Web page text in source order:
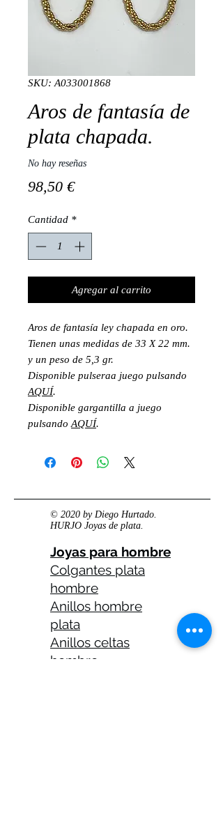
SKU: A033001868
Aros de fantasía de
plata chapada.
No hay reseñas
98,50 €Precio
Cantidad *
Agregar al carrito
Aros de fantasía ley chapada en oro.
Tienen unas medidas de 33 X 22 mm.
y un peso de 5,3 gr.
Disponible pulseraa juego pulsando
AQUÍ.
Disponible gargantilla a juego
pulsando AQUÍ.
© 2020 by Diego Hurtado.
HURJO Joyas de plata.
Joyas para hombre
Colgantes plata
hombre
Anillos hombre
plata
Anillos celtas
hombre